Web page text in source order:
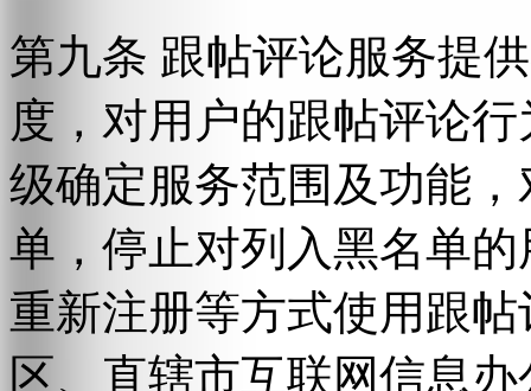
第九条 跟帖评论服务提
度，对用户的跟帖评论
级确定服务范围及功能
单，停止对列入黑名单
重新注册等方式使用跟
区、直辖市互联网信息